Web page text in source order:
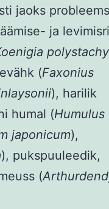
jaoks
ja
(Faxonius
), harilik
humal (Humulus
japonicum),
), pukspuuleedik,
(